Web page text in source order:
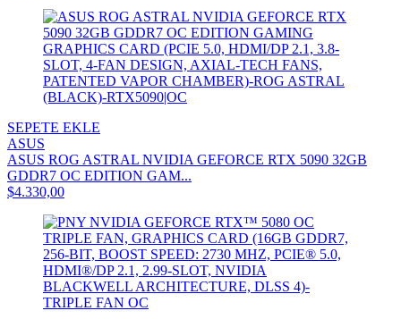
SEPETE EKLE
ASUS
ASUS ROG ASTRAL NVIDIA GEFORCE RTX 5090 32GB
GDDR7 OC EDITION GAM...
$4.330,00